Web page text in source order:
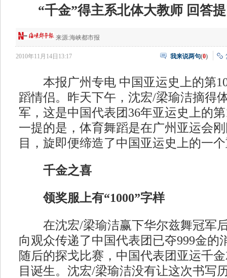
“千金”得主系北体大教师 回答
来源:海峡都市报
2010年11月14日13:17 我来说两句(0)
本报广州专电 中国亚运史上的第
蹈情侣。昨天下午，沈宏/梁瑜洁摘得
军，这是中国代表团36年亚运史上的
一提的是，体育舞蹈是在广州亚运会
目，旋即便缔造了中国亚运史上的一
千金之喜
领奖服上有“1000”字样
在沈宏/梁瑜洁赢下华尔兹舞冠军
向观众传递了中国代表团已夺999金的
随后的探戈比赛，中国代表团亚运千
目诞生。沈宏/梁瑜洁没有让这次书写